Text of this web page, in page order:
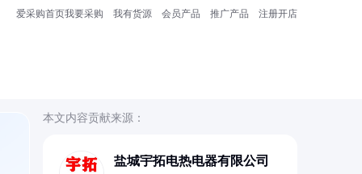
爱采购首页我要采购 我有货源 会员产品 推广产品 注册开店
本文内容贡献来源：
盐城宇拓电热电器有限公司